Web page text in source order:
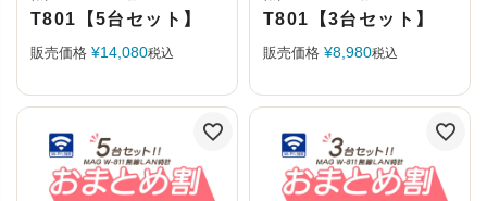
T801【5台セット】
販売価格 ¥14,080税込
T801【3台セット】
販売価格 ¥8,980税込